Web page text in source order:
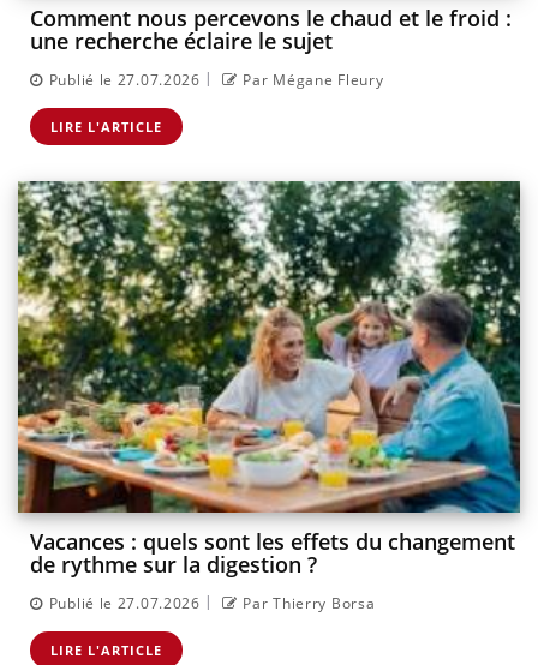
Comment nous percevons le chaud et le froid :
une recherche éclaire le sujet
Publié le 27.07.2026 | Par Mégane Fleury
LIRE L'ARTICLE
Vacances : quels sont les effets du changement
de rythme sur la digestion ?
Publié le 27.07.2026 | Par Thierry Borsa
LIRE L'ARTICLE